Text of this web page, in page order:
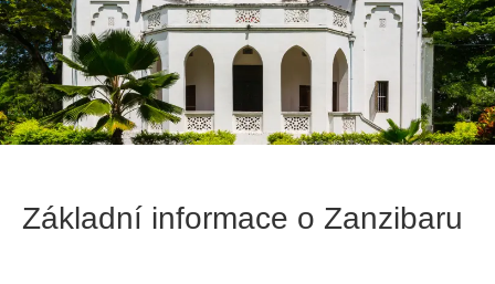
Základní informace o Zanzibaru